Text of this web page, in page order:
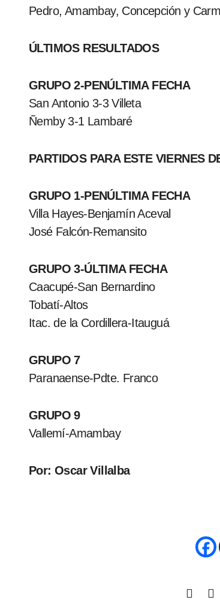
Pedro, Amambay, Concepción y
ÚLTIMOS RESULTADOS
GRUPO 2-PENÚLTIMA FECHA
San Antonio 3-3 Villeta
Ñemby 3-1 Lambaré
PARTIDOS PARA ESTE VIERNES
GRUPO 1-PENÚLTIMA FECHA
Villa Hayes-Benjamín Aceval
José Falcón-Remansito
GRUPO 3-ÚLTIMA FECHA
Caacupé-San Bernardino
Tobatí-Altos
Itac. de la Cordillera-Itauguá
GRUPO 7
Paranaense-Pdte. Franco
GRUPO 9
Vallemí-Amambay
Por: Oscar Villalba